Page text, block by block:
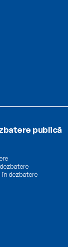
publică
în dezbatere